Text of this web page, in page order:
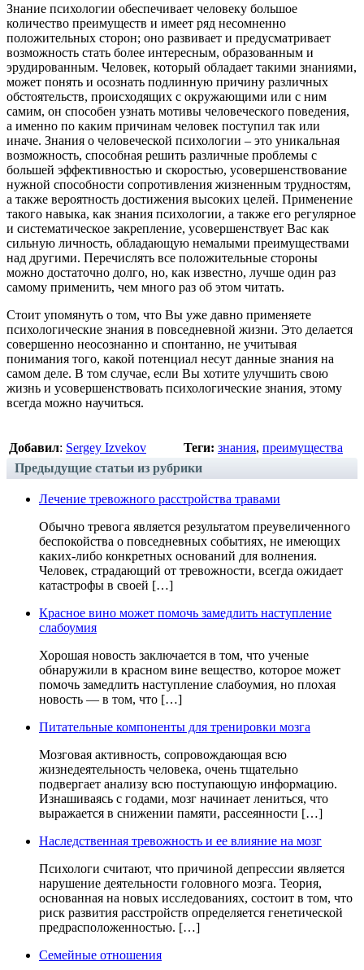
Знание психологии обеспечивает человеку большое
количество преимуществ и имеет ряд несомненно
положительных сторон; оно развивает и предусматривает
возможность стать более интересным, образованным и
эрудированным. Человек, который обладает такими знаниями,
может понять и осознать подлинную причину различных
обстоятельств, происходящих с окружающими или с ним
самим, он способен узнать мотивы человеческого поведения,
а именно по каким причинам человек поступил так или
иначе. Знания о человеческой психологии – это уникальная
возможность, способная решить различные проблемы с
большей эффективностью и скоростью, усовершенствование
нужной способности сопротивления жизненным трудностям,
а также вероятность достижения высоких целей. Применение
такого навыка, как знания психологии, а также его регулярное
и систематическое закрепление, усовершенствует Вас как
сильную личность, обладающую немалыми преимуществами
над другими. Перечислять все положительные стороны
можно достаточно долго, но, как известно, лучше один раз
самому применить, чем много раз об этом читать.
Стоит упомянуть о том, что Вы уже давно применяете
психологические знания в повседневной жизни. Это делается
совершенно неосознанно и спонтанно, не учитывая
понимания того, какой потенциал несут данные знания на
самом деле. В том случае, если Вы хотите улучшить свою
жизнь и усовершенствовать психологические знания, этому
всегда можно научиться.
Добавил: Sergey Izvekov Теги: знания, преимущества
Предыдущие статьи из рубрики
Лечение тревожного расстройства травами
Обычно тревога является результатом преувеличенного
беспокойства о повседневных событиях, не имеющих
каких-либо конкретных оснований для волнения.
Человек, страдающий от тревожности, всегда ожидает
катастрофы в своей […]
Красное вино может помочь замедлить наступление
слабоумия
Хорошая новость заключается в том, что ученые
обнаружили в красном вине вещество, которое может
помочь замедлить наступление слабоумия, но плохая
новость — в том, что […]
Питательные компоненты для тренировки мозга
Мозговая активность, сопровождающая всю
жизнедеятельность человека, очень тщательно
подвергает анализу всю поступающую информацию.
Изнашиваясь с годами, мозг начинает лениться, что
выражается в снижении памяти, рассеянности […]
Наследственная тревожность и ее влияние на мозг
Психологи считают, что причиной депрессии является
нарушение деятельности головного мозга. Теория,
основанная на новых исследованиях, состоит в том, что
риск развития расстройств определяется генетической
предрасположенностью. […]
Семейные отношения